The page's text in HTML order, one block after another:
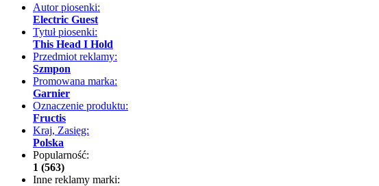
Autor piosenki:
Electric Guest
Tytuł piosenki:
This Head I Hold
Przedmiot reklamy:
Szmpon
Promowana marka:
Garnier
Oznaczenie produktu:
Fructis
Kraj, Zasięg:
Polska
Popularność:
1 (563)
Inne reklamy marki: